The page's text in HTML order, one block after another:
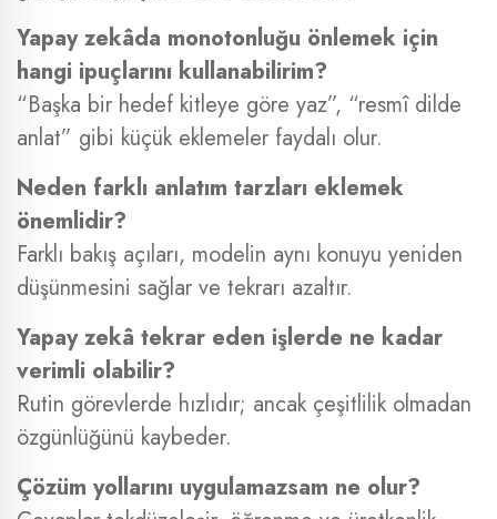
Yapay zekâda monotonluğu önlemek için
hangi ipuçlarını kullanabilirim?
“Başka bir hedef kitleye göre yaz”, “resmî dilde
anlat” gibi küçük eklemeler faydalı olur.
Neden farklı anlatım tarzları eklemek
önemlidir?
Farklı bakış açıları, modelin aynı konuyu yeniden
düşünmesini sağlar ve tekrarı azaltır.
Yapay zekâ tekrar eden işlerde ne kadar
verimli olabilir?
Rutin görevlerde hızlıdır; ancak çeşitlilik olmadan
özgünlüğünü kaybeder.
Çözüm yollarını uygulamazsam ne olur?